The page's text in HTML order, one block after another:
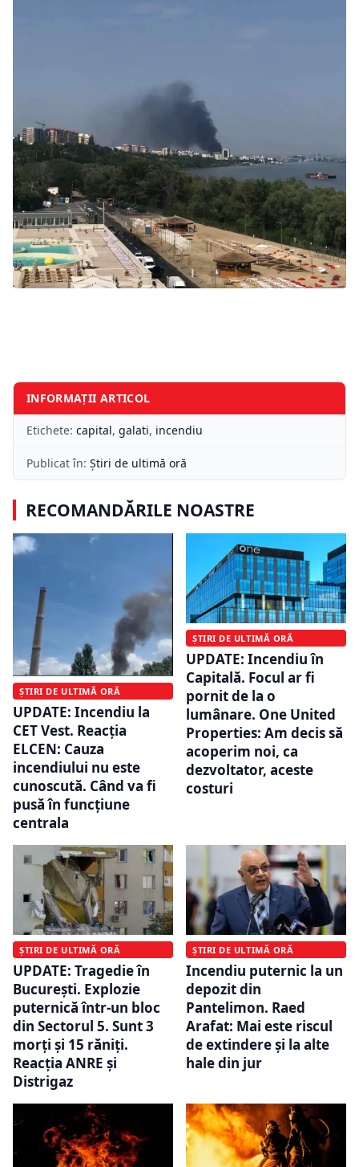
INFORMAȚII ARTICOL
Etichete: capital, galati, incendiu
Publicat în: Știri de ultimă oră
RECOMANDĂRILE NOASTRE
ȘTIRI DE ULTIMĂ ORĂ
UPDATE: Incendiu la
CET Vest. Reacția
ELCEN: Cauza
incendiului nu este
cunoscută. Când va fi
pusă în funcțiune
centrala
ȘTIRI DE ULTIMĂ ORĂ
UPDATE: Incendiu în
Capitală. Focul ar fi
pornit de la o
lumânare. One United
Properties: Am decis să
acoperim noi, ca
dezvoltator, aceste
costuri
ȘTIRI DE ULTIMĂ ORĂ
UPDATE: Tragedie în
București. Explozie
puternică într-un bloc
din Sectorul 5. Sunt 3
morți și 15 răniți.
Reacția ANRE și
Distrigaz
ȘTIRI DE ULTIMĂ ORĂ
Incendiu puternic la un
depozit din
Pantelimon. Raed
Arafat: Mai este riscul
de extindere și la alte
hale din jur